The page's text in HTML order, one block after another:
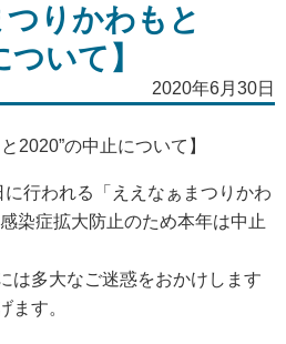
つりかわもと
いて】
2020年6月30日
2020”の中止について】
行われる「ええなぁまつりかわ
染症拡大防止のため本年は中止
は多大なご迷惑をおかけします
ます。